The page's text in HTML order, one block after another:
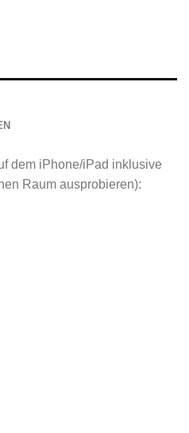
dem iPhone/iPad inklusive
Raum ausprobieren):